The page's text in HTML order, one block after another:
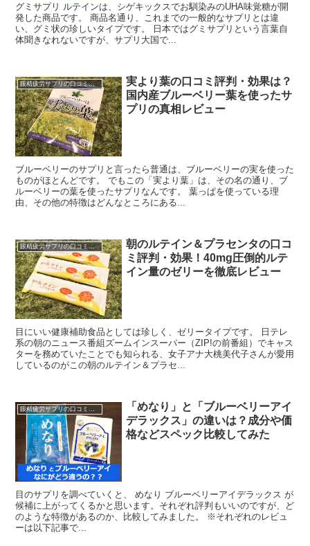
グミサプリ ルテインは、シゲキックスでお馴染みのUHA味覚糖が開
発した商品です。 商品名通り、これまでの一般的なサプリとは違
い、グミ状の珍しいタイプです。 日本ではグミサプリという言葉自
体聞きなれないですが、サプリ大国で...
眼精疲労サプリの口コミ・レビュー
実より葉の口コミ評判・効果は？
国内産ブルーベリー葉を使ったサ
プリの真相レビュー
ブルーベリーのサプリと言ったら普通は、ブルーベリーの実を使った
ものがほとんどです。 でもこの「実より葉」は、その名の通り、ブ
ルーベリーの葉を使ったサプリなんです。 葉っぱを使っている理
由、その他の特徴はどんなところにある...
眼精疲労サプリの口コミ・レビュー
朝のルテイン＆プラセンタの口コ
ミ評判・効果！40mg圧倒的ルテ
イン量のゼリーを徹底レビュー
目にいい健康補助食品としては珍しく、ゼリータイプです。 日テレ
系の朝のニュース番組ズームインスーパー（ZIP!の前番組）でキャス
ターを務めていたことでも知られる、女子アナ大桃美代子さんが愛用
しているのがこの朝のルテイン＆プラセ...
「めなり」と「ブルーベリーアイ
デラックス」の違いは？成分や価
格などスペック比較してみた
目のサプリを調べていくと、 めなり ブルーベリーアイデラックス が
候補に上がってくるかと思います。それぞれ評判もいいのですが、ど
のような特徴があるのか、比較してみました。 ※それぞれのレビュ
ーは以下記事で...